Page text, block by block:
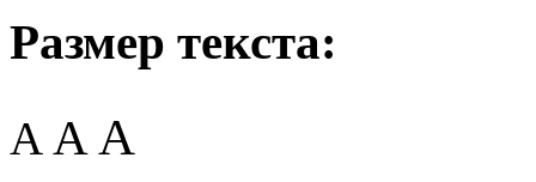
Размер текста:
A AA